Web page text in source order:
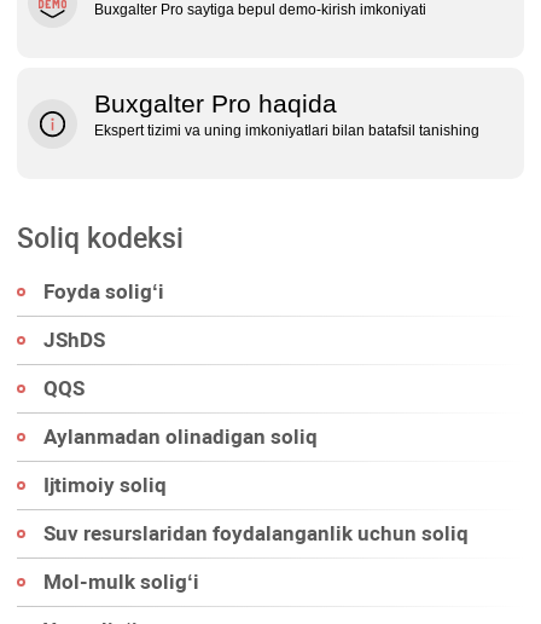
Buxgalter Pro saytiga bepul demo‑kirish imkoniyati
Buxgalter Pro haqida
Ekspert tizimi va uning imkoniyatlari bilan batafsil tanishing
Soliq kodeksi
Foyda soligʻi
JShDS
QQS
Aylanmadan olinadigan soliq
Ijtimoiy soliq
Suv resurslaridan foydalanganlik uchun soliq
Mol-mulk soligʻi